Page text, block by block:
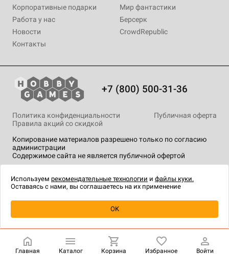
Уведомить о наличии
Корпоративные подарки
Работа у нас
Новости
Контакты
Мир фантастики
Берсерк
CrowdRepublic
+7 (800) 500-31-36
Копирование материалов разрешено только по согласию
администрации
Содержимое сайта не является публичной офертой
Политика конфиденциальности
Публичная оферта
Правила акций со скидкой
технологии.
Главная Каталог Корзина Избранное Войти
Используем рекомендательные технологии и файлы куки.
Оставаясь с нами, вы соглашаетесь на их применение
OK